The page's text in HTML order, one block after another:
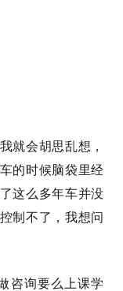
就会胡思乱想，
的时候脑袋里经
这么多年车并没
制不了，我想问
咨询要么上课学